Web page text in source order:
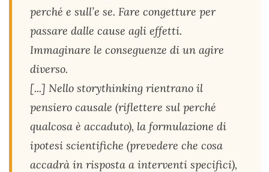
perché e sull’e se. Fare congetture per
passare dalle cause agli effetti.
Immaginare le conseguenze di un agire
diverso.
[...] Nello storythinking rientrano il
pensiero causale (riflettere sul perché
qualcosa è accaduto), la formulazione di
ipotesi scientifiche (prevedere che cosa
accadrà in risposta a interventi specifici),